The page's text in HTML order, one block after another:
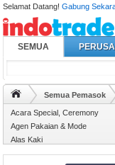
Selamat Datang!Gabung
SEMUA
Semua Pemasok
Acara Special, Ceremony
Agen Pakaian & Mode
Alas Kaki
Asesoris Garmen